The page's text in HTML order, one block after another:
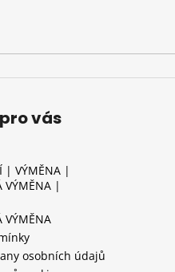
vás
| VÝMĚNA |
VÝMĚNA |
VÝMĚNA
osobních údajů